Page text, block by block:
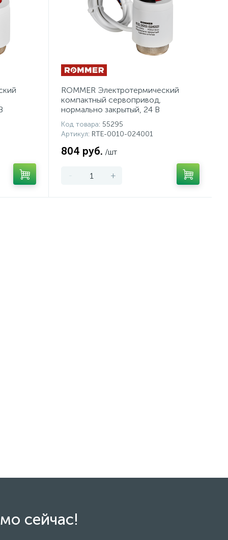
ROMMER Электротермический
компактный сервопривод,
нормально закрытый, 24 В
Код товара: 55295
Артикул: RTE-0010-024001
804 руб. /шт
- +
сейчас!